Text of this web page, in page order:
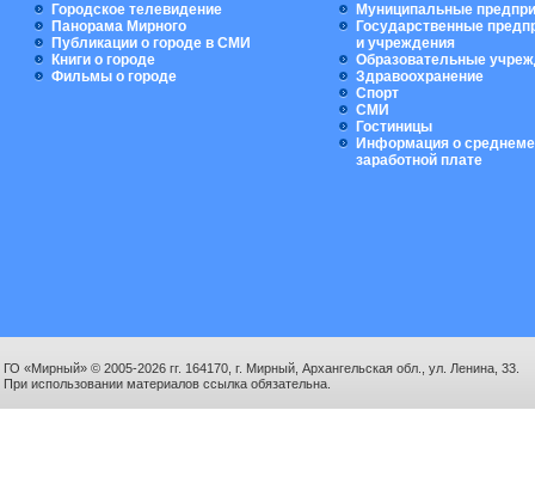
Городское телевидение
Панорама Мирного
Публикации о городе в СМИ
Книги о городе
Фильмы о городе
Муниципальные
Государственные
и учреждения
Образовательные
Здравоохранение
Спорт
СМИ
Гостиницы
Информация о
заработной плате
ГО «Мирный» © 2005-2026 гг. 164170, г. Мирный, Архангельская обл., ул. Ленина, 33.
При использовании материалов ссылка обязательна.